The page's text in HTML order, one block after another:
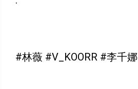
#林薇 #V_KOORR #李千娜